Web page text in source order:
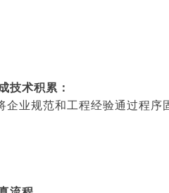
技术积累：
企业规范和工程经验通过程